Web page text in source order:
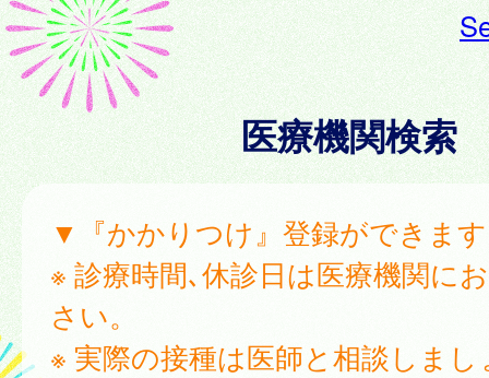
医療機関検索
▼『かかりつけ』登録ができま
※ 診療時間､休診日は医療機関に
さい。
※ 実際の接種は医師と相談しまし